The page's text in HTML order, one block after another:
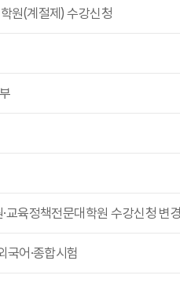
원(계절제) 수강신청
교육정책전문대학원 수강신청 변경
어·종합시험